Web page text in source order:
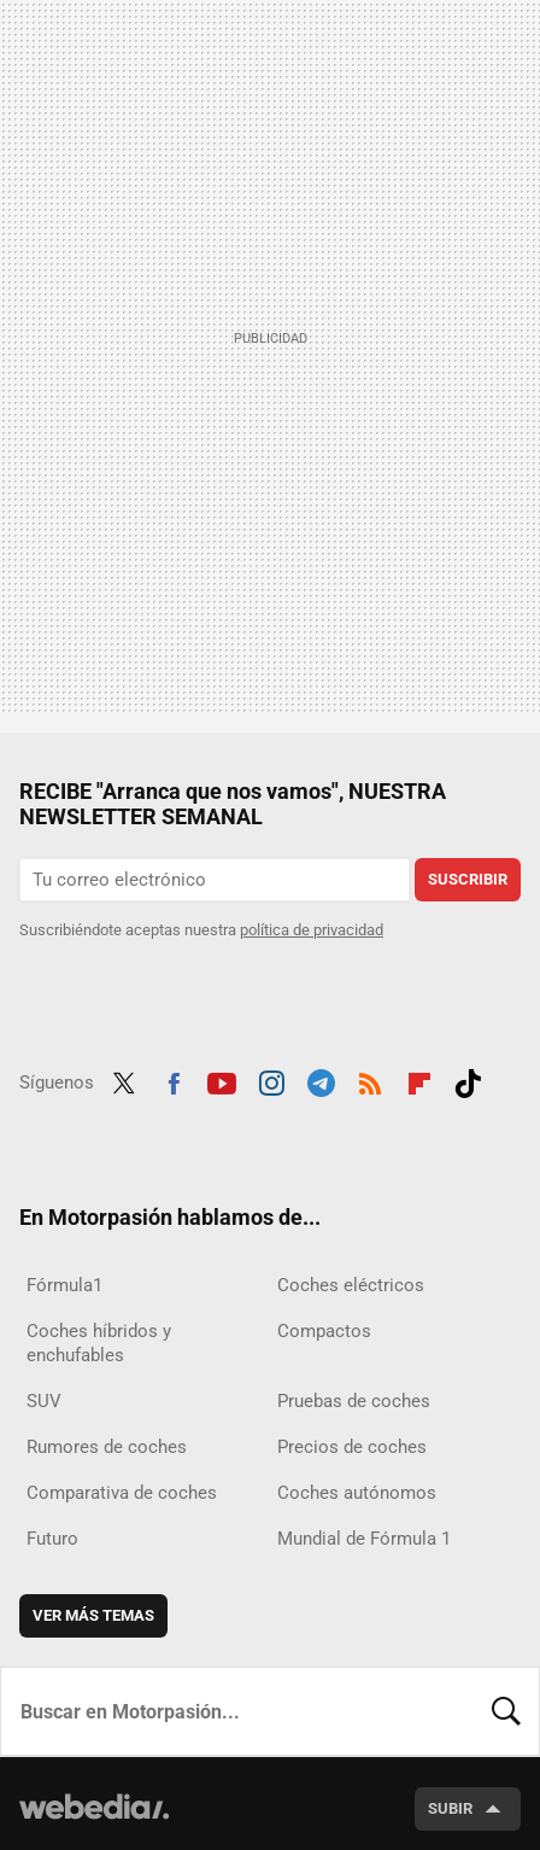
RECIBE "Arranca que nos vamos", NUESTRA
NEWSLETTER SEMANAL
SUSCRIBIR
Suscribiéndote aceptas nuestra política de privacidad
Síguenos
En Motorpasión hablamos de...
Fórmula1 Coches eléctricos
Coches híbridos y
enchufables
Compactos
SUV Pruebas de coches
Rumores de coches Precios de coches
Comparativa de coches Coches autónomos
Futuro Mundial de Fórmula 1
VER MÁS TEMAS
SUBIR